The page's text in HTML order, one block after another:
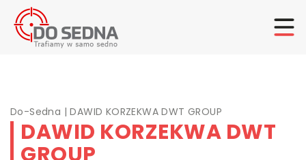
Do-Sedna |DAWID KORZEKWA DWT GROUP
DAWID KORZEKWA DWT